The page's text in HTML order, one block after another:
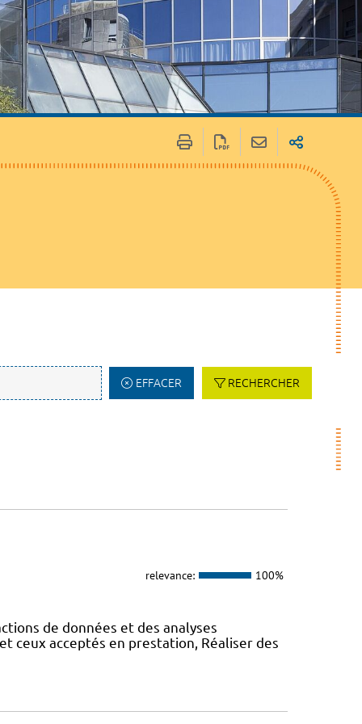
EFFACER RECHERCHER
relevance: 100%
de données et des analyses
ceux acceptés en prestation, Réaliser des